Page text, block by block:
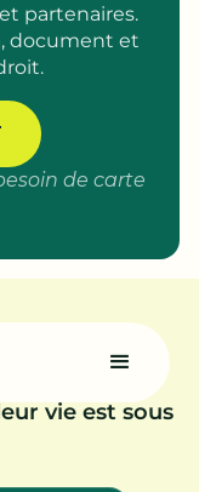
partenaires.
document et
de carte
est fragile,
que
vie est sous